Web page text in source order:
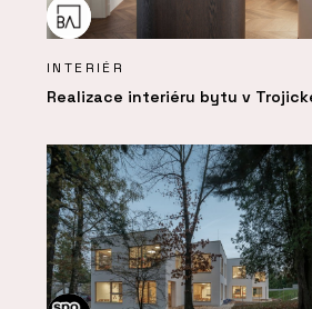
INTERIÉR
Realizace interiéru bytu v